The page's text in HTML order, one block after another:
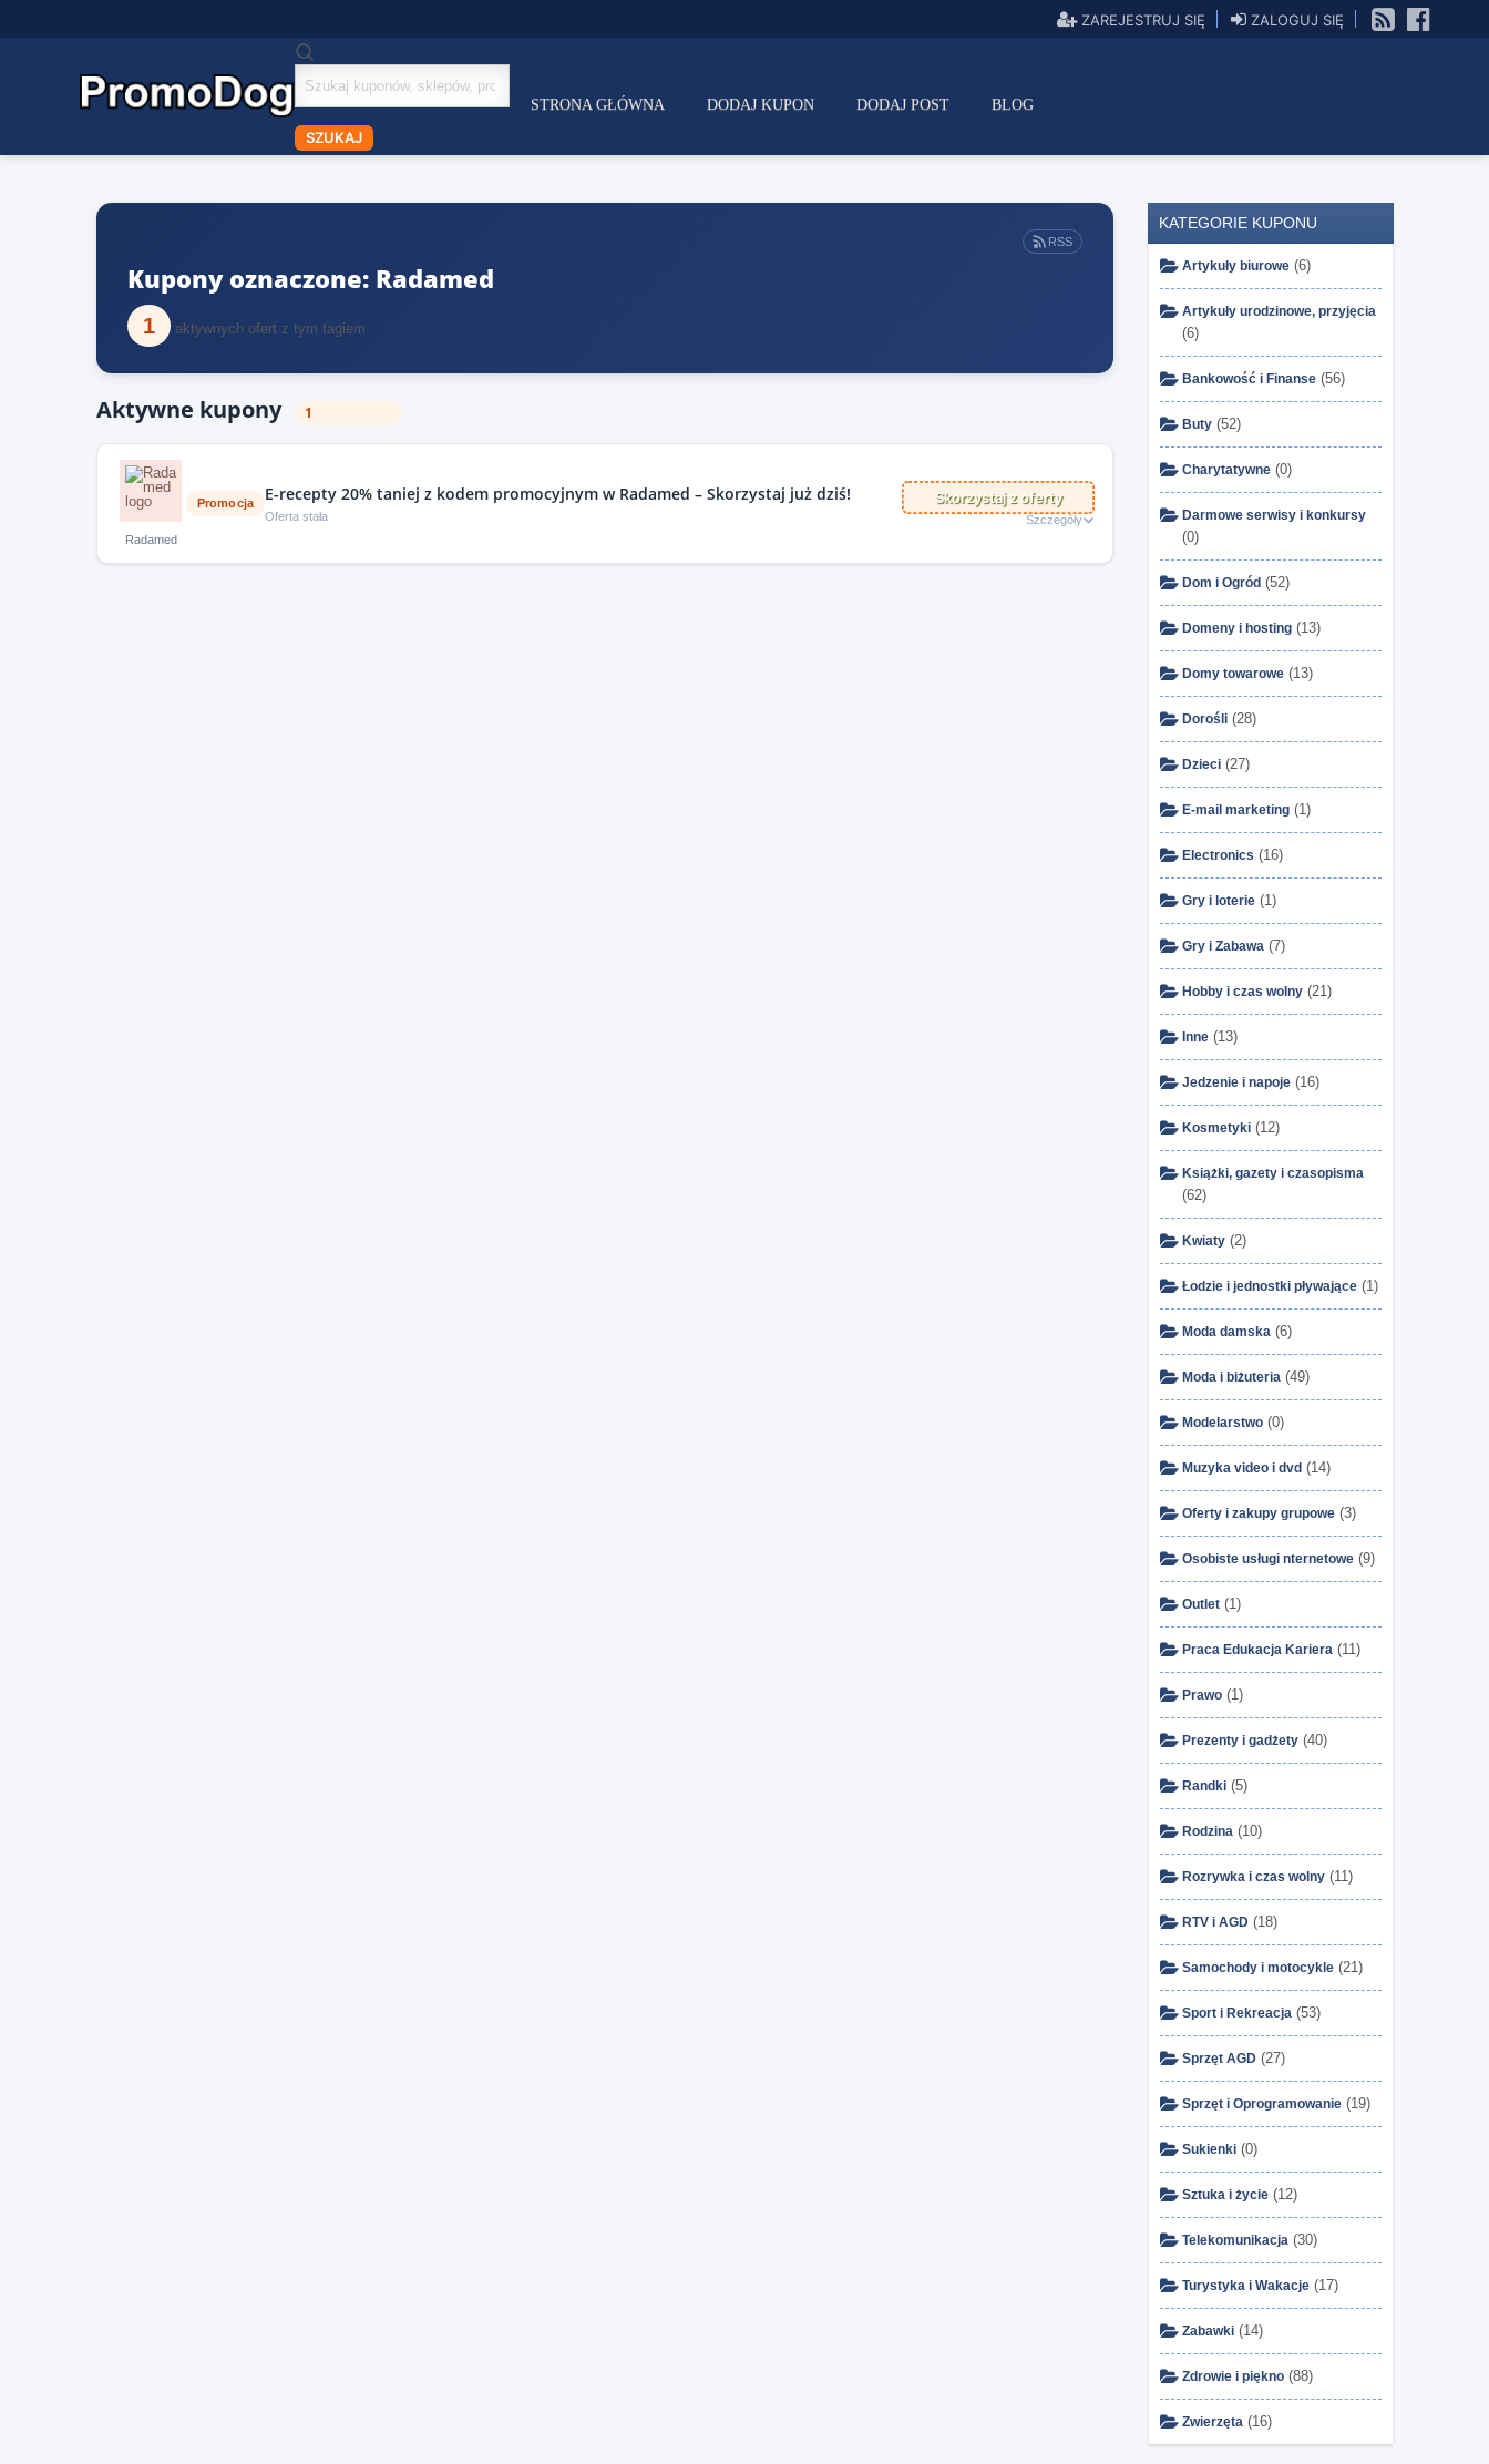
ZAREJESTRUJ SIĘ
ZALOGUJ SIĘ
Szukaj
kuponów
SZUKAJ
STRONA GŁÓWNA DODAJ KUPON DODAJ POST BLOG
RSS
Kupony oznaczone: Radamed
1 aktywnych ofert z tym tagiem
Aktywne kupony 1
Radamed
Promocja E-recepty 20% taniej z kodem promocyjnym w Radamed – Skorzystaj już dziś!
Oferta stała
Skorzystaj z oferty
Szczegóły
KATEGORIE KUPONU
Artykuły biurowe (6)
Artykuły urodzinowe, przyjęcia
(6)
Bankowość i Finanse (56)
Buty (52)
Charytatywne (0)
Darmowe serwisy i konkursy
(0)
Dom i Ogród (52)
Domeny i hosting (13)
Domy towarowe (13)
Dorośli (28)
Dzieci (27)
E-mail marketing (1)
Electronics (16)
Gry i loterie (1)
Gry i Zabawa (7)
Hobby i czas wolny (21)
Inne (13)
Jedzenie i napoje (16)
Kosmetyki (12)
Książki, gazety i czasopisma
(62)
Kwiaty (2)
Łodzie i jednostki pływające (1)
Moda damska (6)
Moda i biżuteria (49)
Modelarstwo (0)
Muzyka video i dvd (14)
Oferty i zakupy grupowe (3)
Osobiste usługi nternetowe (9)
Outlet (1)
Praca Edukacja Kariera (11)
Prawo (1)
Prezenty i gadżety (40)
Randki (5)
Rodzina (10)
Rozrywka i czas wolny (11)
RTV i AGD (18)
Samochody i motocykle (21)
Sport i Rekreacja (53)
Sprzęt AGD (27)
Sprzęt i Oprogramowanie (19)
Sukienki (0)
Sztuka i życie (12)
Telekomunikacja (30)
Turystyka i Wakacje (17)
Zabawki (14)
Zdrowie i piękno (88)
Zwierzęta (16)